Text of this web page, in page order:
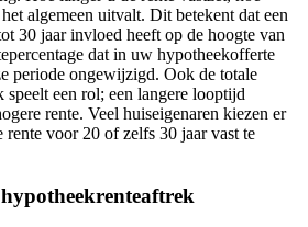
algemeen uitvalt. Dit betekent dat een
30 jaar invloed heeft op de hoogte van
dat in uw hypotheekofferte
periode ongewijzigd. Ook de totale
een rol; een langere looptijd
rente. Veel huiseigenaren kiezen er
voor 20 of zelfs 30 jaar vast te